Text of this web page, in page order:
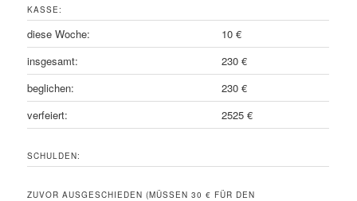
KASSE:
diese Woche:
10 €
insgesamt:
230 €
beglichen:
230 €
verfeiert:
2525 €
SCHULDEN:
ZUVOR AUSGESCHIEDEN (MÜSSEN 30 € FÜR DEN